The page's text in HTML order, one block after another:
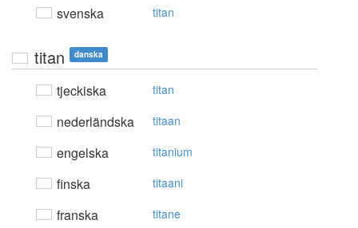
svenska titan
titan danska
tjeckiska titan
nederländska titaan
engelska titanium
finska titaani
franska titane